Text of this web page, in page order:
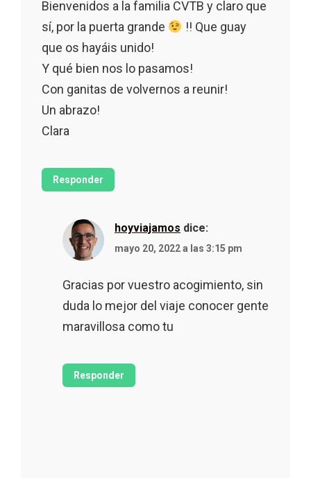
Bienvenidos a la familia CVTB y claro que
sí, por la puerta grande
!! Que guay
que os hayáis unido!
Y qué bien nos lo pasamos!
Con ganitas de volvernos a reunir!
Un abrazo!
Clara
Responder
hoyviajamos dice:
mayo 20, 2022 a las 3:15 pm
Gracias por vuestro acogimiento, sin
duda lo mejor del viaje conocer gente
maravillosa como tu
Responder